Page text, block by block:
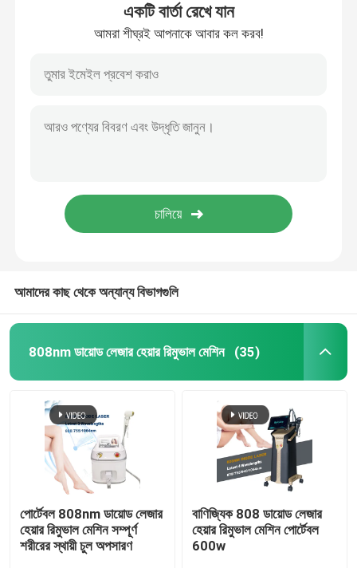
একটি বার্তা রেখে যান
আমরা শীঘ্রই আপনাকে আবার কল করব!
আমাদের কাছ থেকে অন্যান্য বিভাগগুলি
808nm ডায়োড লেজার হেয়ার রিমুভাল মেশিন (35)
পোর্টেবল 808nm ডায়োড লেজার
হেয়ার রিমুভাল মেশিন সম্পূর্ণ
শরীরের স্থায়ী চুল অপসারণ
বাণিজ্যিক 808 ডায়োড লেজার
হেয়ার রিমুভাল মেশিন পোর্টেবল
600w